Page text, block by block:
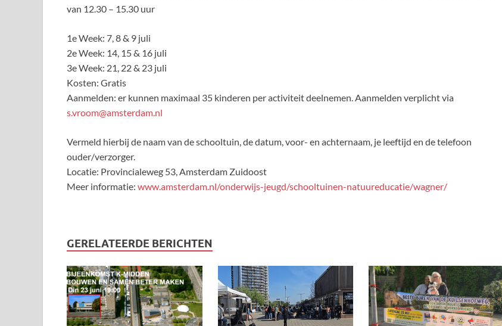
van 12.30 – 15.30 uur
1e Week: 7, 8 & 9 juli
2e Week: 14, 15 & 16 juli
3e Week: 21, 22 & 23 juli
Kosten: Gratis
Aanmelden: er kunnen maximaal 35 kinderen per activiteit deelnemen. Aanmelden verplicht via
s.vroom@amsterdam.nl
Vermeld hierbij de naam van de schooltuin, de datum, voor- en achternaam, je leeftijd en de telefoon
ouder/verzorger.
Locatie: Provincialeweg 53, Amsterdam Zuidoost
Meer informatie: www.amsterdam.nl/onderwijs-jeugd/schooltuinen-natuureducatie/wagner/
GERELATEERDE BERICHTEN